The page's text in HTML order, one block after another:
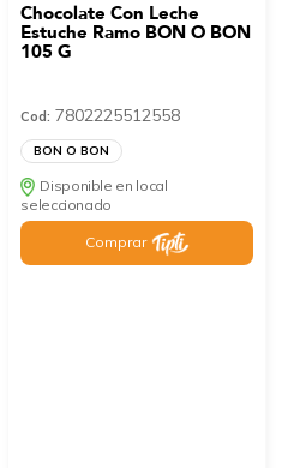
Chocolate Con Leche
Estuche Ramo BON O BON
105 G
Cod: 7802225512558
BON O BON
Disponible en local
seleccionado
Comprar